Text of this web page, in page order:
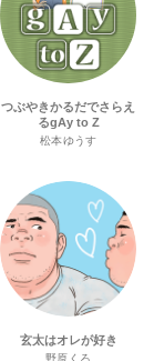
つぶやきかるだでさらえ
るgAy to Z
松本ゆうす
玄太はオレが好き
野原くろ